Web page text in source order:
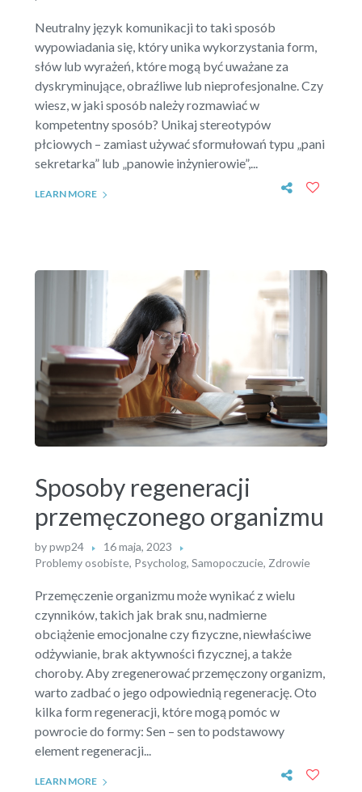
Neutralny język komunikacji to taki sposób
wypowiadania się, który unika wykorzystania form,
słów lub wyrażeń, które mogą być uważane za
dyskryminujące, obraźliwe lub nieprofesjonalne. Czy
wiesz, w jaki sposób należy rozmawiać w
kompetentny sposób? Unikaj stereotypów
płciowych – zamiast używać sformułowań typu „pani
sekretarka” lub „panowie inżynierowie”,...
LEARN MORE
Sposoby regeneracji
przemęczonego organizmu
bypwp24
16 maja, 2023
Problemy osobiste, Psycholog, Samopoczucie, Zdrowie
Przemęczenie organizmu może wynikać z wielu
czynników, takich jak brak snu, nadmierne
obciążenie emocjonalne czy fizyczne, niewłaściwe
odżywianie, brak aktywności fizycznej, a także
choroby. Aby zregenerować przemęczony organizm,
warto zadbać o jego odpowiednią regenerację. Oto
kilka form regeneracji, które mogą pomóc w
powrocie do formy: Sen – sen to podstawowy
element regeneracji...
LEARN MORE